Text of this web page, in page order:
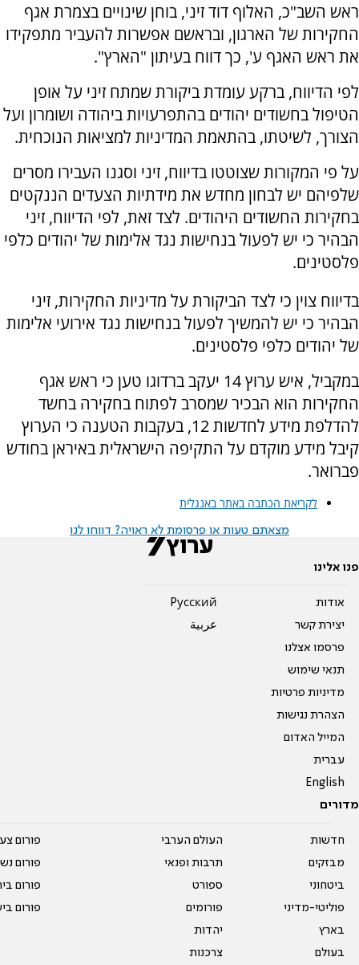
ראש השב"כ, האלוף דוד זיני, בוחן שינויים בצמרת אגף
החקירות של הארגון, ובראשם אפשרות להעביר מתפקידו
את ראש האגף ע', כך דווח בעיתון "הארץ".
לפי הדיווח, ברקע עומדת ביקורת שמתח זיני על אופן
הטיפול בחשודים יהודים בהתפרעויות ביהודה ושומרון ועל
הצורך, לשיטתו, בהתאמת המדיניות למציאות הנוכחית.
על פי המקורות שצוטטו בדיווח, זיני וסגנו העבירו מסרים
שלפיהם יש לבחון מחדש את מידתיות הצעדים הננקטים
בחקירות החשודים היהודים. לצד זאת, לפי הדיווח, זיני
הבהיר כי יש לפעול בנחישות נגד אלימות של יהודים כלפי
פלסטינים.
בדיווח צוין כי לצד הביקורת על מדיניות החקירות, זיני
הבהיר כי יש להמשיך לפעול בנחישות נגד אירועי אלימות
של יהודים כלפי פלסטינים.
במקביל, איש ערוץ 14 יעקב ברדוגו טען כי ראש אגף
החקירות הוא הבכיר שמסרב לפתוח בחקירה בחשד
להדלפת מידע לחדשות 12, בעקבות הטענה כי הערוץ
קיבל מידע מוקדם על התקיפה הישראלית באיראן בחודש
פברואר.
לקריאת הכתבה באתר באנגלית
מצאתם טעות או פרסומת לא ראויה? דווחו לנו
פנו אלינו
אודות
יצירת קשר
פרסמו אצלנו
תנאי שימוש
מדיניות פרטיות
הצהרת נגישות
המייל האדום
עברית
English
Pусский
عربية
מדורים
חדשות
מבזקים
ביטחוני
פוליטי-מדיני
בארץ
בעולם
העולם הערבי
תרבות ופנאי
ספורט
פורומים
יהדות
צרכנות
פורום
פורום
פורום
פורום